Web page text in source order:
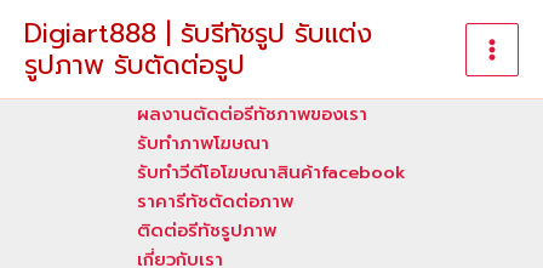
content
Digiart888 | รับรีทัชรูป รับแต่ง
รูปภาพ รับตัดต่อรูป
ผลงานตัดต่อรีทัชภาพของเรา
รับทําภาพโฆษณา
รับทำวีดีโอโฆษณาสินค้าfacebook
ราคารีทัชตัดต่อภาพ
ติดต่อรีทัชรูปภาพ
เกี่ยวกับเรา